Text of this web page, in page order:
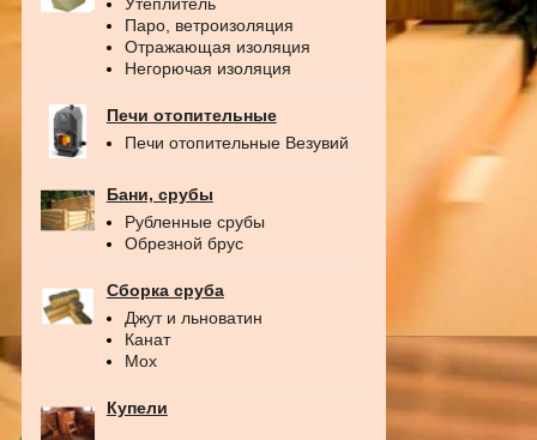
Паро, ветроизоляция
Отражающая изоляция
Негорючая изоляция
Печи отопительные
Печи отопительные Везувий
Бани, срубы
Рубленные срубы
Обрезной брус
Сборка сруба
Джут и льноватин
Канат
Мох
Купели